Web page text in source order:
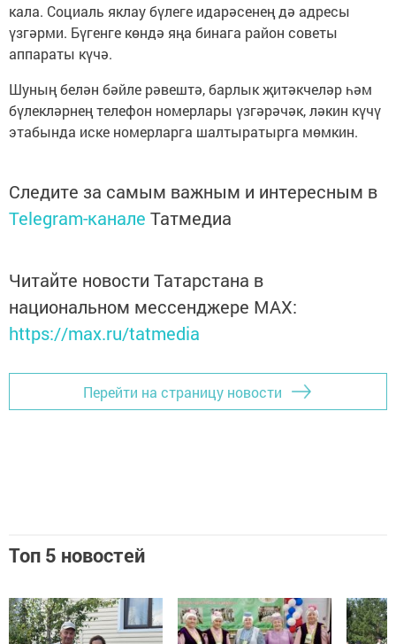
кала. Социаль яклау бүлеге идарәсенең дә адресы
үзгәрми. Бүгенге көндә яңа бинага район советы
аппараты күчә.
Шуның белән бәйле рәвештә, барлык җитәкчеләр һәм
бүлекләрнең телефон номерлары үзгәрәчәк, ләкин күчү
этабында иске номерларга шалтыратырга мөмкин.
Следите за самым важным и интересным в
Telegram-канале Татмедиа
Читайте новости Татарстана в
национальном мессенджере MАХ:
https://max.ru/tatmedia
Перейти на страницу новости
Топ 5 новостей